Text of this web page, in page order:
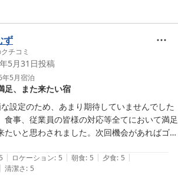
ず
チコミ
5月31日投稿
5月宿泊
足、また来たい宿
設定のため、あまり期待していませんでした
食事、従業員の皆様の対応等全てにおいて満足
たいと思わされました。次回機会があればゴル
ースを回ってみたいと思いました。
5 | ロケーション: 5 | 朝食: 5 | 夕食: 5 |
| 清潔さ: 5